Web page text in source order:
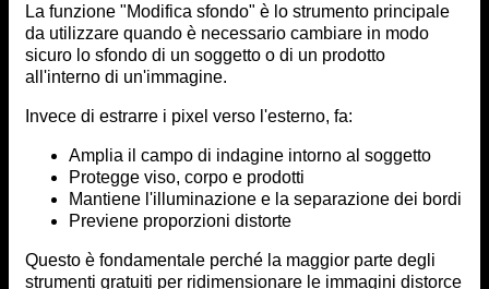
La funzione "Modifica sfondo" è lo strumento principale
da utilizzare quando è necessario cambiare in modo
sicuro lo sfondo di un soggetto o di un prodotto
all'interno di un'immagine.
Invece di estrarre i pixel verso l'esterno, fa:
Amplia il campo di indagine intorno al soggetto
Protegge viso, corpo e prodotti
Mantiene l'illuminazione e la separazione dei bordi
Previene proporzioni distorte
Questo è fondamentale perché la maggior parte degli
strumenti gratuiti per ridimensionare le immagini distorce